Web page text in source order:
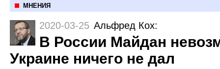
МНЕНИЯ
2020-03-25 Альфред Кох:
В России Майдан
Украине ничего не дал